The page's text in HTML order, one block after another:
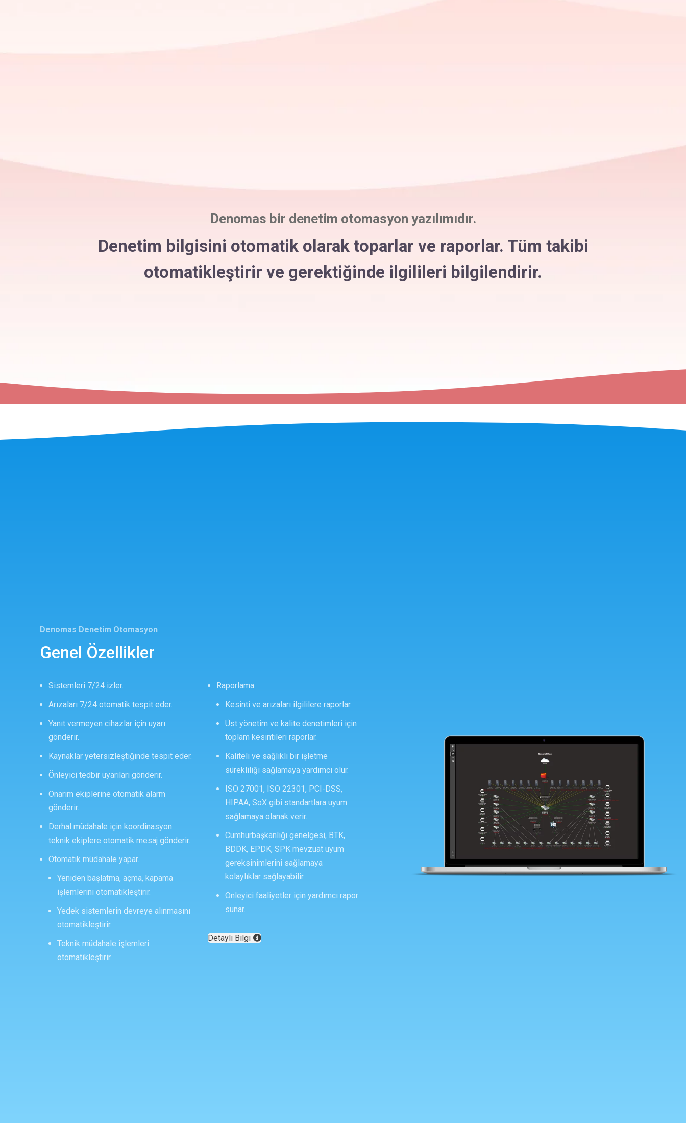
Denomas bir denetim otomasyon yazılımıdır.
Denetim bilgisini otomatik olarak toparlar ve raporlar. Tüm takibi
otomatikleştirir ve gerektiğinde ilgilileri bilgilendirir.
Denomas Denetim Otomasyon
Genel Özellikler
Sistemleri 7/24 izler.
Arızaları 7/24 otomatik tespit eder.
Yanıt vermeyen cihazlar için uyarı
gönderir.
Kaynaklar yetersizleştiğinde tespit eder.
Önleyici tedbir uyarıları gönderir.
Onarım ekiplerine otomatik alarm
gönderir.
Derhal müdahale için koordinasyon
teknik ekiplere otomatik mesaj gönderir.
Otomatik müdahale yapar.
Yeniden başlatma, açma, kapama
işlemlerini otomatikleştirir.
Yedek sistemlerin devreye alınmasını
otomatikleştirir.
Teknik müdahale işlemleri
otomatikleştirir.
Raporlama
Kesinti ve arızaları ilgililere raporlar.
Üst yönetim ve kalite denetimleri için
toplam kesintileri raporlar.
Kaliteli ve sağlıklı bir işletme
sürekliliği sağlamaya yardımcı olur.
ISO 27001, ISO 22301, PCI-DSS,
HIPAA, SoX gibi standartlara uyum
sağlamaya olanak verir.
Cumhurbaşkanlığı genelgesi, BTK,
BDDK, EPDK, SPK mevzuat uyum
gereksinimlerini sağlamaya
kolaylıklar sağlayabilir.
Önleyici faaliyetler için yardımcı rapor
sunar.
Detaylı Bilgi